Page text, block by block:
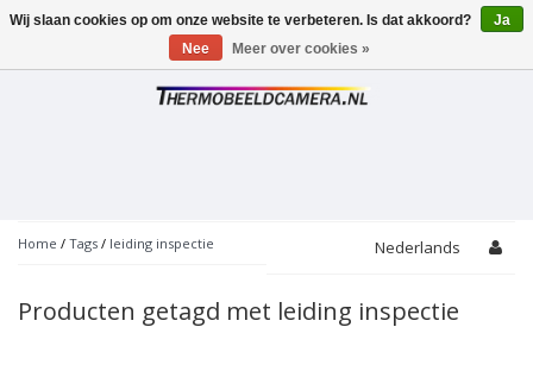
Toggle
Home / Tags / leiding inspectie Nederlands
Producten getagd met leiding inspectie
Wij slaan cookies op om onze website te verbeteren. Is dat akkoord?
Ja
Nee
Meer over cookies »